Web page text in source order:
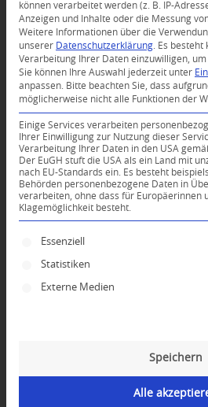
0
KOMMENTARE
Dein Kommentar
An Diskussion beteiligen?
Hinterlassen Sie uns Ihren
können verarbeitet werden (z. B. IP-
Anzeigen und Inhalte oder die Messung
Weitere Informationen über die
unserer Datenschutzerklärung
Es besteht
Verarbeitung Ihrer Daten einzuwilligen, um
Sie können Ihre Auswahl jederzeit unter
anpassen.
Bitte beachten Sie, dass
möglicherweise nicht alle Funktionen der
Einige Services verarbeiten
Ihrer Einwilligung zur Nutzung dieser
Verarbeitung Ihrer Daten in den USA
Der EuGH stuft die USA als ein Land mit
nach EU-Standards ein. Es besteht
Behörden personenbezogene Daten in
verarbeiten, ohne dass für Europäerinnen
Klagemöglichkeit besteht.
Es folgt eine Liste der
Essenziell
Statistiken
Externe Medien
Speichern
Alle